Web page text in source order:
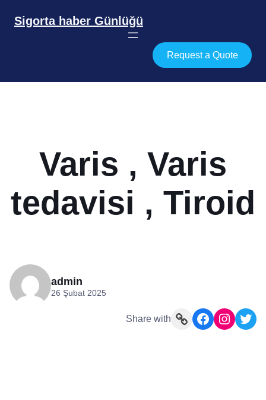
Sigorta haber Günlüğü
Request a Quote
Varis , Varis
tedavisi , Tiroid
admin
26 Şubat 2025
Share with Link Facebook Instagram Twitter